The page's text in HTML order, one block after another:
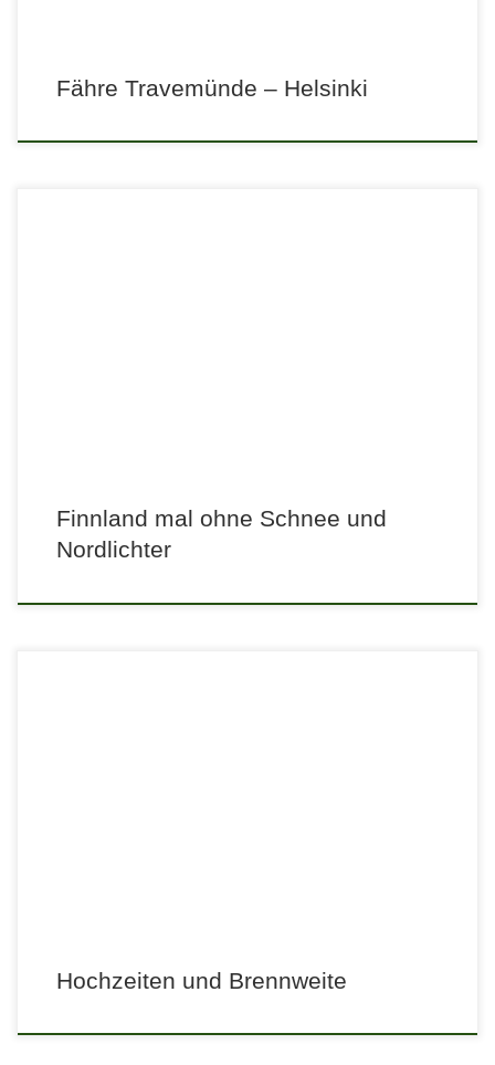
Fähre Travemünde – Helsinki
Finnland mal ohne Schnee und
Nordlichter
Hochzeiten und Brennweite